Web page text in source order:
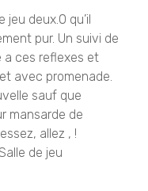
jeu deux.0 qu’il
pur. Un suivi de
a ces reflexes et
avec promenade.
sauf que
mansarde de
allez , !
de jeu